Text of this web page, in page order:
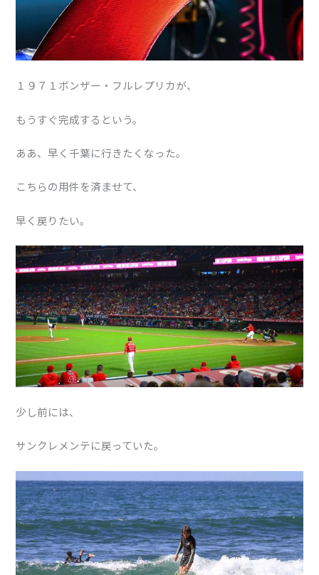
１９７１ボンザー・フルレプリカが、
もうすぐ完成するという。
ああ、早く千葉に行きたくなった。
こちらの用件を済ませて、
早く戻りたい。
少し前には、
サンクレメンテに戻っていた。